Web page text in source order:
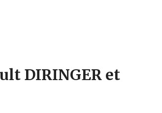
DIRINGER et